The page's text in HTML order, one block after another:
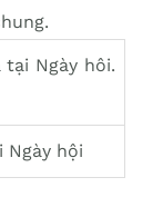
Ngày hội